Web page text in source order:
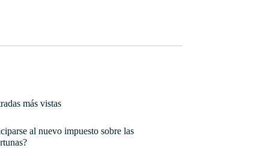
más vistas
al nuevo impuesto sobre las